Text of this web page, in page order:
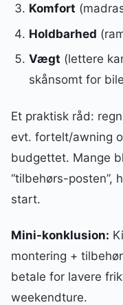
Komfort
Holdbarhed
Vægt (lettere
skånsomt for
Et praktisk råd:
evt. fortelt/awning
budgettet. Mange
“tilbehørs-posten”,
start.
Mini-konklusion:
montering +
betale for lavere
weekendture.